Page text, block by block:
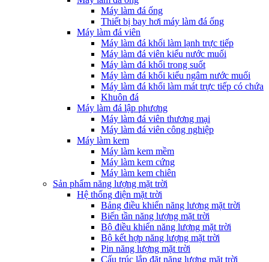
Máy làm đá ống
Thiết bị bay hơi máy làm đá ống
Máy làm đá viên
Máy làm đá khối làm lạnh trực tiếp
Máy làm đá viên kiểu nước muối
Máy làm đá khối trong suốt
Máy làm đá khối kiểu ngâm nước muối
Máy làm đá khối làm mát trực tiếp có chứa
Khuôn đá
Máy làm đá lập phương
Máy làm đá viên thương mại
Máy làm đá viên công nghiệp
Máy làm kem
Máy làm kem mềm
Máy làm kem cứng
Máy làm kem chiên
Sản phẩm năng lượng mặt trời
Hệ thống điện mặt trời
Bảng điều khiển năng lượng mặt trời
Biến tần năng lượng mặt trời
Bộ điều khiển năng lượng mặt trời
Bộ kết hợp năng lượng mặt trời
Pin năng lượng mặt trời
Cấu trúc lắp đặt năng lượng mặt trời